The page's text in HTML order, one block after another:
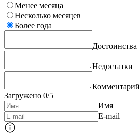
Менее месяца
Несколько месяцев
Более года
Достоинства
Недостатки
Комментарий
Загружено 0/5
Имя
E-mail